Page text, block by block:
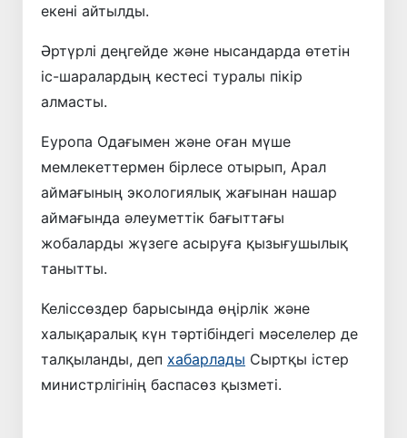
екені айтылды.
Әртүрлі деңгейде және нысандарда өтетін
іс-шаралардың кестесі туралы пікір
алмасты.
Еуропа Одағымен және оған мүше
мемлекеттермен бірлесе отырып, Арал
аймағының экологиялық жағынан нашар
аймағында әлеуметтік бағыттағы
жобаларды жүзеге асыруға қызығушылық
танытты.
Келіссөздер барысында өңірлік және
халықаралық күн тәртібіндегі мәселелер де
талқыланды, деп хабарлады Сыртқы істер
министрлігінің баспасөз қызметі.